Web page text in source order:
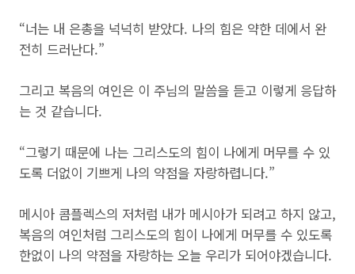
“너는 내 은총을 넉넉히 받았다. 나의 힘은 약한 데에서 완
전히 드러난다.”
그리고 복음의 여인은 이 주님의 말씀을 듣고 이렇게 응답하
는 것 같습니다.
“그렇기 때문에 나는 그리스도의 힘이 나에게 머무를 수 있
도록 더없이 기쁘게 나의 약점을 자랑하렵니다.”
메시아 콤플렉스의 저처럼 내가 메시아가 되려고 하지 않고,
복음의 여인처럼 그리스도의 힘이 나에게 머무를 수 있도록
한없이 나의 약점을 자랑하는 오늘 우리가 되어야겠습니다.